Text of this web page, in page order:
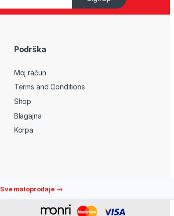
Podrška
Moj račun
Terms and Conditions
Shop
Blagajna
Korpa
Sve maloprodaje →